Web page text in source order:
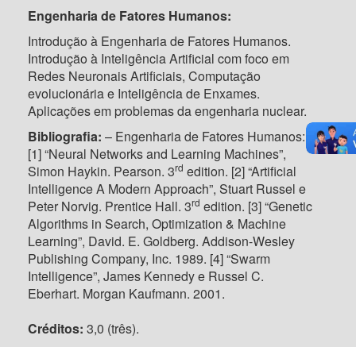
Engenharia de Fatores Humanos:
Introdução à Engenharia de Fatores Humanos.
Introdução à Inteligência Artificial com foco em
Redes Neuronais Artificiais, Computação
evolucionária e Inteligência de Enxames.
Aplicações em problemas da engenharia nuclear.
Bibliografia: – Engenharia de Fatores Humanos:
[1] “Neural Networks and Learning Machines”,
Simon Haykin. Pearson. 3rd edition. [2] “Artificial
Intelligence A Modern Approach”, Stuart Russel e
Peter Norvig. Prentice Hall. 3rd edition. [3] “Genetic
Algorithms in Search, Optimization & Machine
Learning”, David. E. Goldberg. Addison-Wesley
Publishing Company, Inc. 1989. [4] “Swarm
Intelligence”, James Kennedy e Russel C.
Eberhart. Morgan Kaufmann. 2001.
Créditos: 3,0 (três).